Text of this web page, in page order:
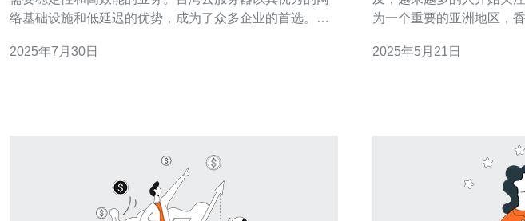
络基础设施和低延迟的优势，成为了众多企业的首选。在
持，成为可信赖的合作伙伴，助力企业实现数字化转型。
2025年7月30日
为一个重要的亚洲地区，
客户服务而闻名，而台湾
2025年5月21日